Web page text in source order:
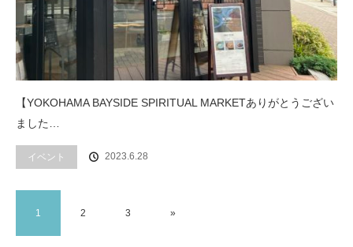
【YOKOHAMA BAYSIDE SPIRITUAL MARKETありがとうござい
ました…
イベント 2023.6.28
1 2 3 »